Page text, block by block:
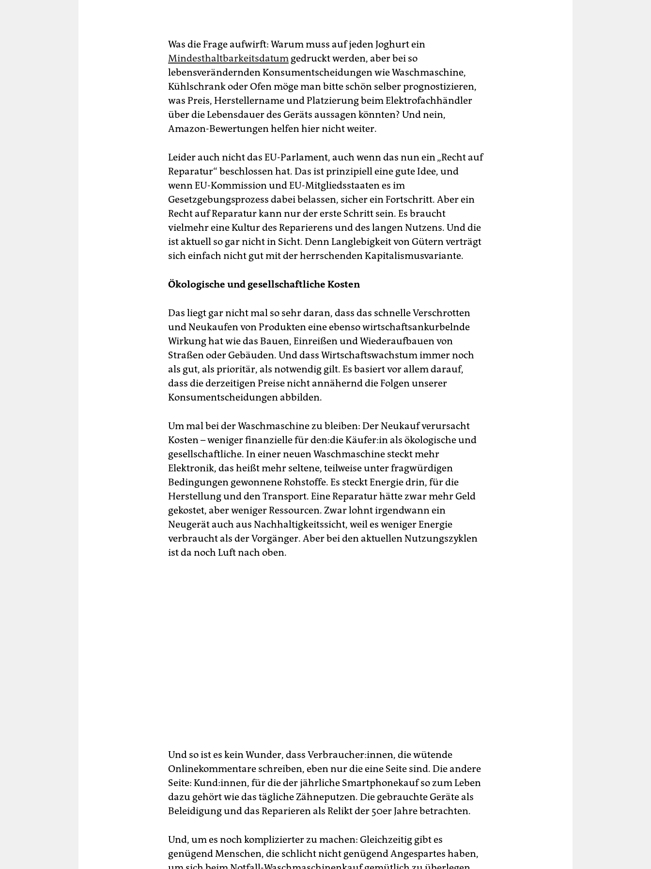
Was die Frage aufwirft: Warum muss auf jeden Joghurt ein
Mindesthaltbarkeitsdatum gedruckt werden, aber bei so
lebensverändernden Konsum­ent­scheidungen wie Waschmaschine,
Kühlschrank oder Ofen möge man bitte schön selber prognostizieren,
was Preis, Herstellername und Platzierung beim Elektrofachhändler
über die Lebensdauer des Geräts aussagen könnten? Und nein,
Amazon-Bewertungen helfen hier nicht weiter.
Leider auch nicht das EU-Parlament, auch wenn das nun ein „Recht auf
Reparatur“ beschlossen hat. Das ist prinzipiell eine gute Idee, und
wenn EU-Kommission und EU-Mitgliedsstaaten es im
Gesetzgebungsprozess dabei belassen, sicher ein Fortschritt. Aber ein
Recht auf Reparatur kann nur der erste Schritt sein. Es braucht
vielmehr eine Kultur des Reparierens und des langen Nutzens. Und die
ist aktuell so gar nicht in Sicht. Denn Langlebigkeit von Gütern verträgt
sich einfach nicht gut mit der herrschenden Kapitalismusvariante.
Ökologische und gesellschaftliche Kosten
Das liegt gar nicht mal so sehr daran, dass das schnelle Verschrotten
und Neukaufen von Produkten eine ebenso wirtschaftsankurbelnde
Wirkung hat wie das Bauen, Einreißen und Wiederaufbauen von
Straßen oder Gebäuden. Und dass Wirtschaftswachstum immer noch
als gut, als prioritär, als notwendig gilt. Es basiert vor allem darauf,
dass die derzeitigen Preise nicht annähernd die Folgen unserer
Konsum­ent­schei­dun­gen abbilden.
Um mal bei der Waschmaschine zu bleiben: Der Neukauf verursacht
Kosten – weniger finanzielle für den:die Käufer:in als ökologische und
gesellschaftliche. In einer neuen Waschmaschine steckt mehr
Elektronik, das heißt mehr seltene, teilweise unter fragwürdigen
Bedingungen gewonnene Rohstoffe. Es steckt Energie drin, für die
Herstellung und den Transport. Eine Reparatur hätte zwar mehr Geld
gekostet, aber weniger Ressourcen. Zwar lohnt irgendwann ein
Neugerät auch aus Nachhaltigkeitssicht, weil es weniger Energie
verbraucht als der Vorgänger. Aber bei den aktuellen Nutzungszyklen
ist da noch Luft nach oben.
Und so ist es kein Wunder, dass Verbraucher:innen, die wütende
Onlinekommentare schreiben, eben nur die eine Seite sind. Die andere
Seite: Kun­d:in­nen, für die der jährliche Smartphonekauf so zum Leben
dazu gehört wie das tägliche Zähneputzen. Die gebrauchte Geräte als
Beleidigung und das Reparieren als Relikt der 50er Jahre betrachten.
Und, um es noch komplizierter zu machen: Gleichzeitig gibt es
genügend Menschen, die schlicht nicht genügend ­Angespartes haben,